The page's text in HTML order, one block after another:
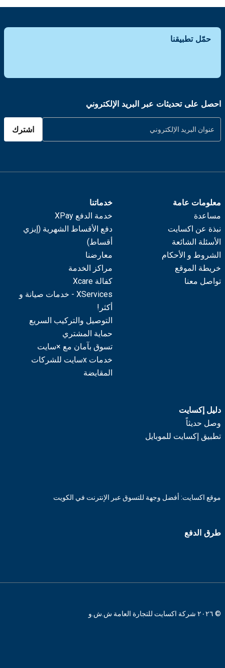
حمّل تطبيقنا
احصل على تحديثات عبر البريد الإلكتروني
اشترك
معلومات عامة
مساعدة
نبذة عن اكسايت
الأسئلة الشائعة
الشروط و الأحكام
خريطة الموقع
تواصل معنا
خدماتنا
خدمة الدفع XPay
دفع الأقساط الشهرية (إيزي
أقساط)
معارضنا
مراكز الخدمة
كفالة Xcare
XServices - خدمات صيانة و
أكثر!
التوصيل والتركيب السريع
حماية المشتري
تسوق بآمان مع ×سايت
خدمات xسايت للشركات
المقايضة
دليل إكسايت
وصل حديثاً
تطبيق إكسايت للموبايل
موقع اكسايت: أفضل وجهة للتسوق عبر الإنترنت في الكويت
طرق الدفع
© ٢٠٢٦ شركة اكسايت للتجارة العامة ش.ش.و